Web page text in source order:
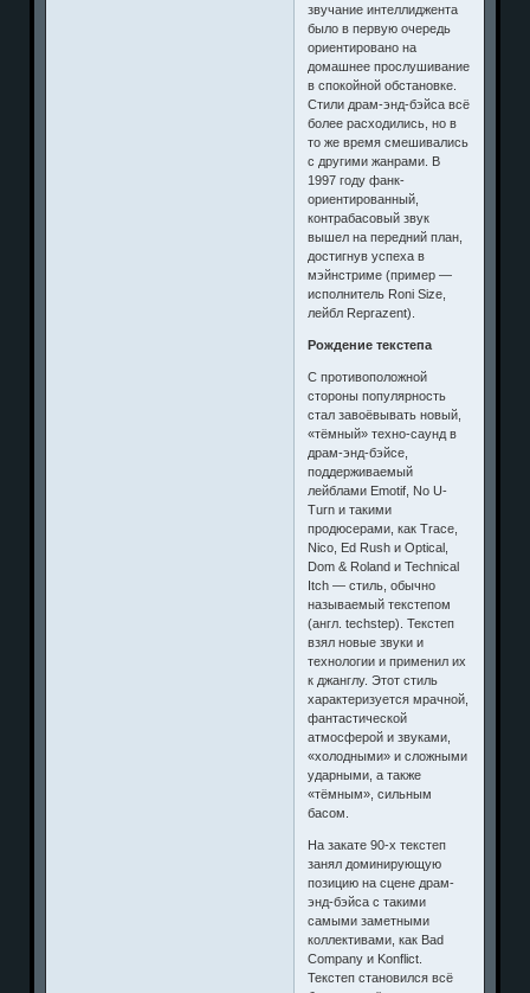
звучание интеллиджента
было в первую очередь
ориентировано на
домашнее прослушивание
в спокойной обстановке.
Стили драм-энд-бэйса всё
более расходились, но в
то же время смешивались
с другими жанрами. В
1997 году фанк-
ориентированный,
контрабасовый звук
вышел на передний план,
достигнув успеха в
мэйнстриме (пример —
исполнитель Roni Size,
лейбл Reprazent).
Рождение текстепа
С противоположной
стороны популярность
стал завоёвывать новый,
«тёмный» техно-саунд в
драм-энд-бэйсе,
поддерживаемый
лейблами Emotif, No U-
Turn и такими
продюсерами, как Trace,
Nico, Ed Rush и Optical,
Dom & Roland и Technical
Itch — стиль, обычно
называемый текстепом
(англ. techstep). Текстеп
взял новые звуки и
технологии и применил их
к джанглу. Этот стиль
характеризуется мрачной,
фантастической
атмосферой и звуками,
«холодными» и сложными
ударными, а также
«тёмным», сильным
басом.
На закате 90-х текстеп
занял доминирующую
позицию на сцене драм-
энд-бэйса с такими
самыми заметными
коллективами, как Bad
Company и Konflict.
Текстеп становился всё